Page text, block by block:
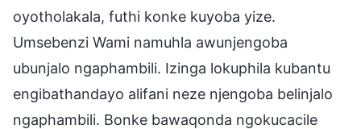
oyotholakala, futhi konke kuyoba yize.
Umsebenzi Wami namuhla awunjengoba
ubunjalo ngaphambili. Izinga lokuphila kubantu
engibathandayo alifani neze njengoba belinjalo
ngaphambili. Bonke bawaqonda ngokucacile